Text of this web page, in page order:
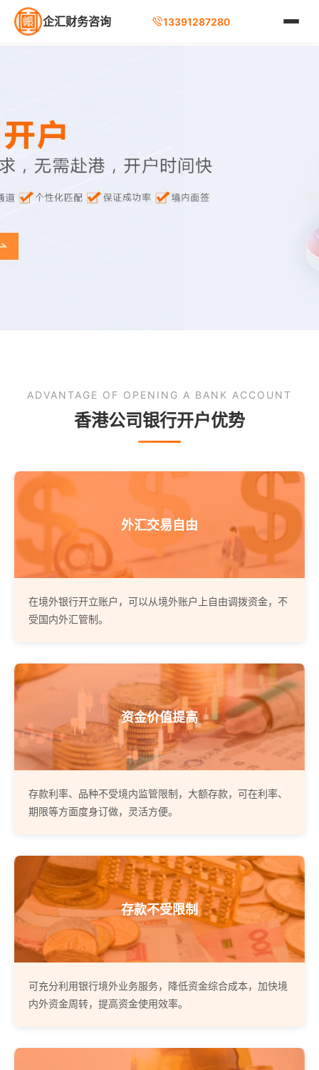
企汇财务咨询 13391287280
ADVANTAGE OF OPENING A BANK ACCOUNT
香港公司银行开户优势
外汇交易自由
在境外银行开立账户，可以从境外账户上自由调拨资金，不
受国内外汇管制。
资金价值提高
存款利率、品种不受境内监管限制，大额存款，可在利率、
期限等方面度身订做，灵活方便。
存款不受限制
可充分利用银行境外业务服务，降低资金综合成本，加快境
内外资金周转，提高资金使用效率。